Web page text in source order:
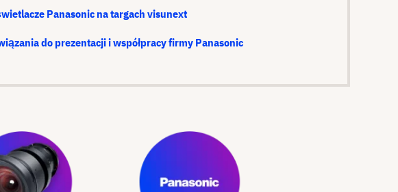
Panasonic na targach visunext
do prezentacji i współpracy firmy Panasonic